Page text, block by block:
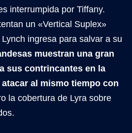
interrumpida por Tiffany.
un «Vertical Suplex»
ingresa para salvar a su
muestran una gran
sus contrincantes en la
al mismo tiempo con
la cobertura de Lyra sobre